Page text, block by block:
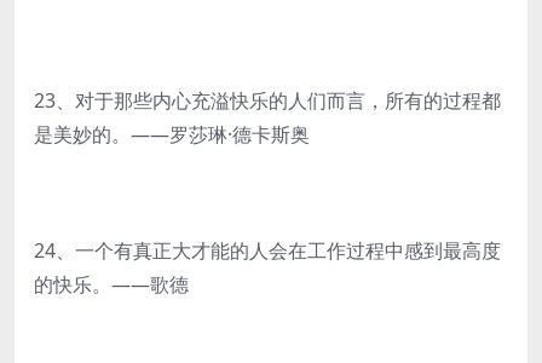
23、对于那些内心充溢快乐的人们而言，所有的过程都
是美妙的。——罗莎琳·德卡斯奥
24、一个有真正大才能的人会在工作过程中感到最高度
的快乐。——歌德